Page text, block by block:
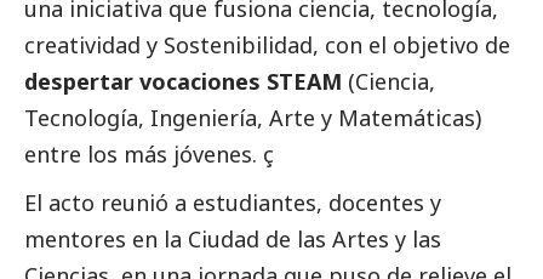
una iniciativa que fusiona ciencia, tecnología,
creatividad y Sostenibilidad, con el objetivo de
despertar vocaciones STEAM (Ciencia,
Tecnología, Ingeniería, Arte y Matemáticas)
entre los más jóvenes. ç
El acto reunió a estudiantes, docentes y
mentores en la Ciudad de las Artes y las